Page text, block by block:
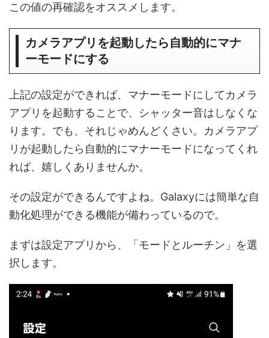
この値の再確認をオススメします。
カメラアプリを起動したら自動的にマナ
ーモードにする
上記の設定ができれば、マナーモードにしてカメラ
アプリを起動することで、シャッター音はしなくな
ります。でも、それじゃめんどくさい。カメラアプ
リが起動したら自動的にマナーモードになってくれ
れば、嬉しくありませんか。
その設定ができるんですよね。Galaxyには簡単な自
動化処理ができる機能が備わっているので。
まずは設定アプリから、「モードとルーチン」を選
択します。